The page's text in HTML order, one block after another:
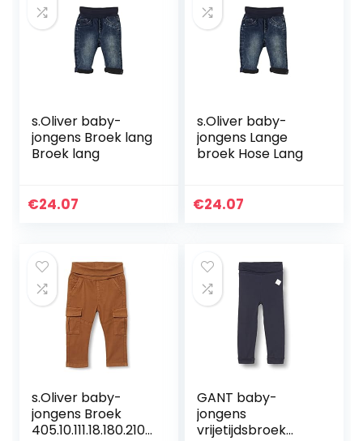
s.Oliver baby-
jongens Broek lang
Broek lang
€24.07
s.Oliver baby-
jongens Lange
broek Hose Lang
€24.07
s.Oliver baby-
jongens Broek
405.10.111.18.180.2107
GANT baby-
jongens
vrijetijdsbroek